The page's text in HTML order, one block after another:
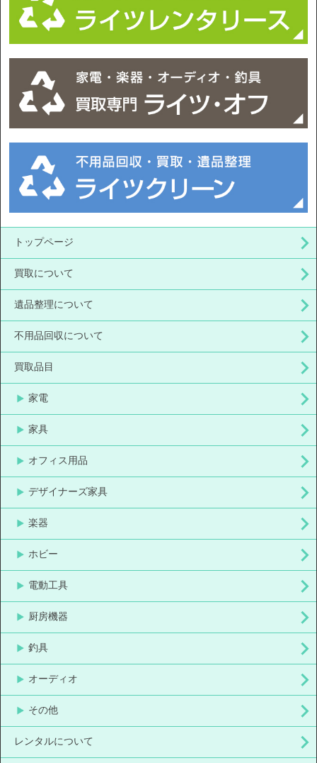
トップページ
買取について
遺品整理について
不用品回収について
買取品目
家電
家具
オフィス用品
デザイナーズ家具
楽器
ホビー
電動工具
厨房機器
釣具
オーディオ
その他
レンタルについて